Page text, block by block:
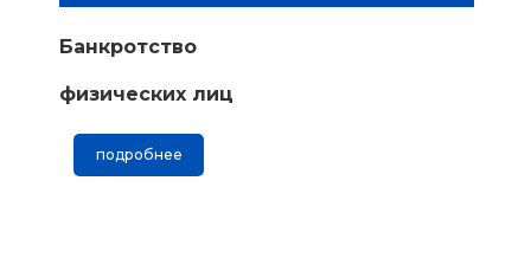
Банкротство
физических лиц
подробнее